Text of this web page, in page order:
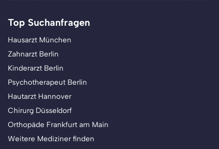
Top Suchanfragen
Hausarzt München
Zahnarzt Berlin
Kinderarzt Berlin
Psychotherapeut Berlin
Hautarzt Hannover
Chirurg Düsseldorf
Orthopäde Frankfurt am Main
Weitere Mediziner finden